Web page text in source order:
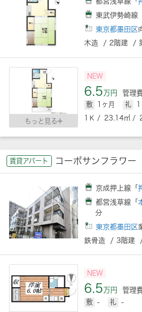
東武伊勢崎線
東京都墨田区
木造 / 2階建 /
もっと見る
NEW
6.5万円 管理
敷 1ヶ月 礼
1Ｋ / 23.14㎡ /
賃貸アパート コーポサンフラワー
京成押上線「
都営浅草線「
分
東京都墨田区
鉄骨造 / 3階建
NEW
6.5万円 管理
敷 - 礼
-